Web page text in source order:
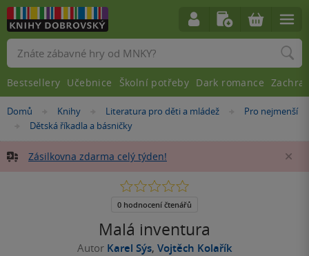
Nacházíte
Domů »Knihy »Literatura pro děti a mládež »Pro nejmenší
»
Dětská říkadla a básničky
Zásilkovna zdarma celý týden!
Malá inventura
Autor Karel Sýs, Vojtěch Kolařík
0.0
5
0 hodnocení čtenářů
Vyhledávání
Bestsellery Učebnice Školní potřeby Dark romance